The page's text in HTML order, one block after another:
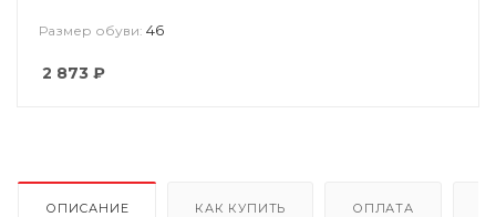
Размер обуви: 46
2 873 ₽
ОПИСАНИЕ КАК КУПИТЬ ОПЛАТА